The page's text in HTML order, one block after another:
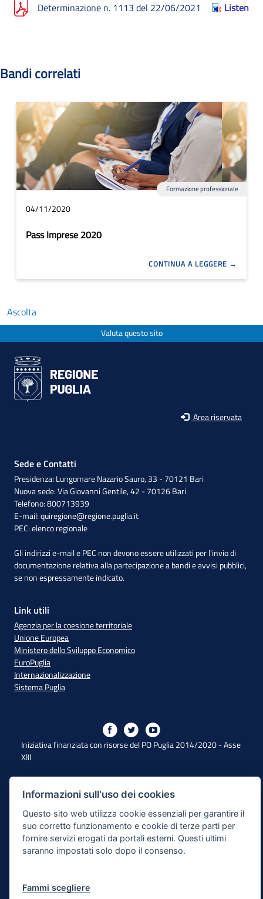
Determinazione n. 1113 del 22/06/2021 Listen
Bandi correlati
Formazione professionale
04/11/2020
Pass Imprese 2020
CONTINUA A LEGGERE
Ascolta
Valuta questo sito
Area riservata
Sede e Contatti
Presidenza: Lungomare Nazario Sauro, 33 - 70121 Bari
Nuova sede: Via Giovanni Gentile, 42 - 70126 Bari
Telefono: 800713939
E-mail:quiregione@regione.puglia.it
PEC:elenco regionale
Gli indirizzi e-mail e PEC non devono essere utilizzati per l'invio di
documentazione relativa alla partecipazione a bandi e avvisi pubblici,
se non espressamente indicato.
Link utili
Agenzia per la coesione territoriale
Unione Europea
Ministero dello Sviluppo Economico
EuroPuglia
Internazionalizzazione
Sistema Puglia
Iniziativa finanziata con risorse del PO Puglia 2014/2020 - Asse
XIII
Dichiarazione di Accessibilità
Note Legali
Cookie e Privacy
Mappa del sito
Informazioni sull'uso dei cookies
Questo sito web utilizza cookie essenziali per garantire il
suo corretto funzionamento e cookie di terze parti per
fornire servizi erogati da portali esterni. Questi ultimi
saranno impostati solo dopo il consenso.
Fammi scegliere